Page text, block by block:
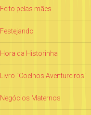
Feito pelas mães
Festejando
Hora da Historinha
Livro "Coelhos Aventureiros"
Negócios Maternos